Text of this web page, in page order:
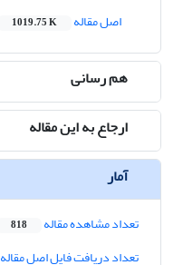
اصل مقاله
1019.75 K
هم رسانی
ارجاع به این مقاله
آمار
تعداد مشاهده مقاله 818
تعداد دریافت فایل اصل مقاله